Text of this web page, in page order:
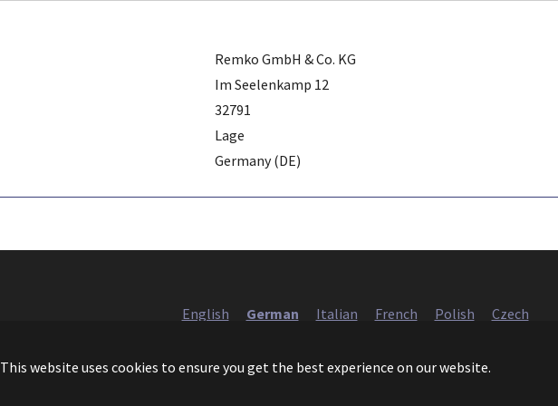
This website uses cookies to ensure you get the best experience on our website.
Remko GmbH & Co. KG
Im Seelenkamp 12
32791
Lage
Germany (DE)
English German Italian French Polish
Czech